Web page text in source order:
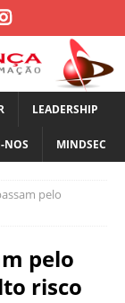
LEADERSHIP
NOS MINDSEC
pelo
pelo
risco